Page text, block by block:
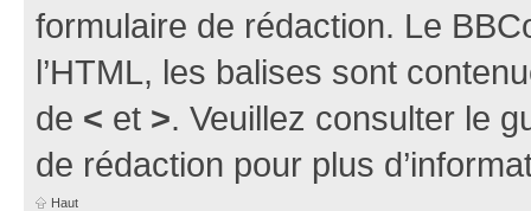
formulaire de rédaction. Le
l’HTML, les balises sont
de < et >. Veuillez consulter le
de rédaction pour plus
Haut